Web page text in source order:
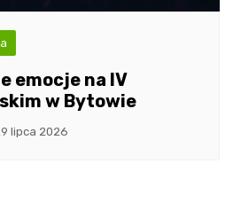
emocje na IV
w Bytowie
lipca 2026